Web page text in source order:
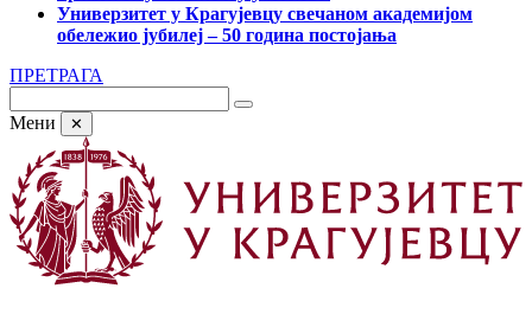
Универзитет у Крагујевцу свечаном академијом
обележио јубилеј – 50 година постојања
ПРЕТРАГА
Мени ✕